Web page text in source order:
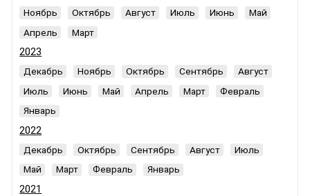
Ноябрь Октябрь Август Июль Июнь
Май
Апрель
Март
2023
Декабрь Ноябрь Октябрь Сентябрь
Август
Июль
Июнь Май Апрель Март
Февраль
Январь
2022
Декабрь Октябрь Сентябрь Август
Июль
Май
Март Февраль Январь
2021